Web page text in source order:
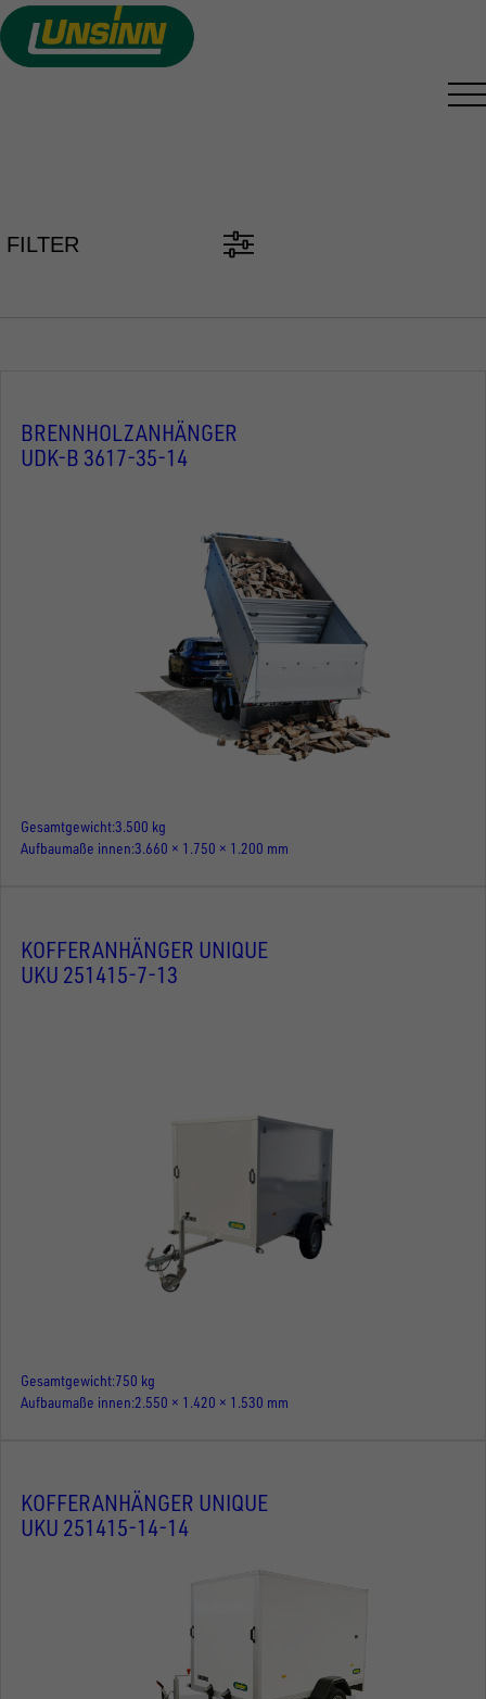
Direkt
zum
Inhalt
FILTER
BRENNHOLZANHÄNGER
UDK-B 3617-35-14
Gesamtgewicht3.500 kg
Aufbaumaße innen 3.660 × 1.750 × 1.200 mm
KOFFERANHÄNGER UNIQUE
UKU 251415-7-13
Gesamtgewicht 750 kg
Aufbaumaße innen 2.550 × 1.420 × 1.530 mm
KOFFERANHÄNGER UNIQUE
UKU 251415-14-14